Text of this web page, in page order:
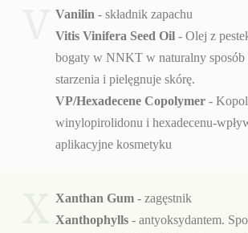
Vanilin - składnik zapachu
Vitis Vinifera Seed Oil - Olej z
bogaty w NNKT w naturalny sposób
starzenia i pielęgnuje skórę.
VP/Hexadecene Copolymer -
winylopirolidonu i hexadecenu-
aplikacyjne kosmetyku
Xanthan Gum - zagęstnik
Xanthophylls - antyoksydantem.